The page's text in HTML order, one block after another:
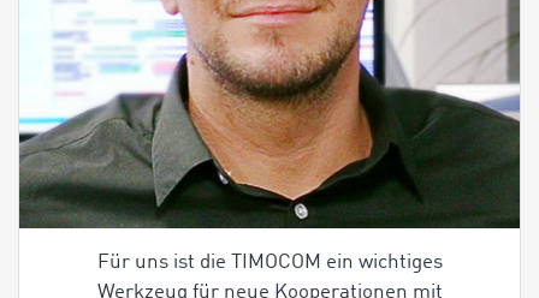
Für uns ist die TIMOCOM ein wichtiges
Werkzeug für neue Kooperationen mit